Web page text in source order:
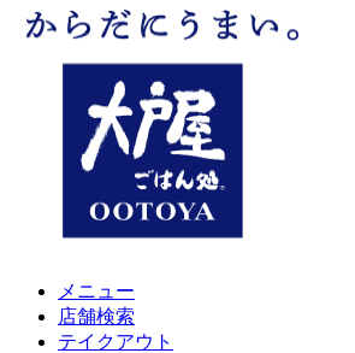
メニュー
店舗検索
テイクアウト